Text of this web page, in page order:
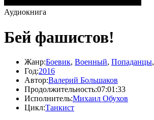
Аудиокнига
Бей фашистов!
Жанр:Боевик, Военный, Попаданцы,
Год:2016
Автор:Валерий Большаков
Продолжительность:07:01:33
Исполнитель:Михаил Обухов
Цикл:Танкист